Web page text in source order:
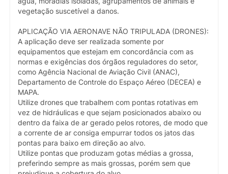
vegetação suscetível a danos.
APLICAÇÃO VIA AERONAVE NÃO TRIPULADA (DRONES):
A aplicação deve ser realizada somente por
equipamentos que estejam em concordância com as
normas e exigências dos órgãos reguladores do setor,
como Agência Nacional de Aviação Civil (ANAC),
Departamento de Controle do Espaço Aéreo (DECEA) e
MAPA.
Utilize drones que trabalhem com pontas rotativas em
vez de hidráulicas e que sejam posicionados abaixo ou
dentro da faixa de ar gerado pelos rotores, de modo que
a corrente de ar consiga empurrar todos os jatos das
pontas para baixo em direção ao alvo.
Utilize pontas que produzam gotas médias a grossa,
preferindo sempre as mais grossas, porém sem que